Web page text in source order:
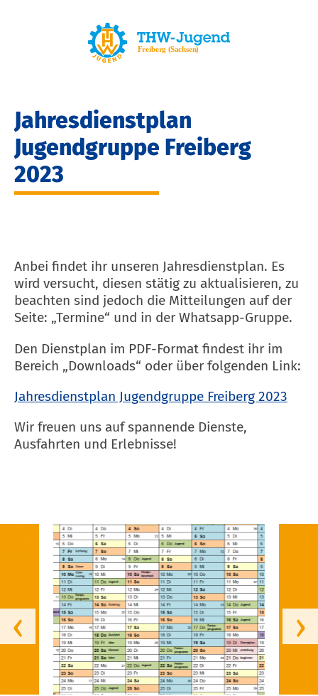
Jahresdienstplan
Jugendgruppe Freiberg
2023
Anbei findet ihr unseren Jahresdienstplan. Es
wird versucht, diesen stätig zu aktualisieren, zu
beachten sind jedoch die Mitteilungen auf der
Seite: „Termine“ und in der Whatsapp-Gruppe.
Den Dienstplan im PDF-Format findest ihr im
Bereich „Downloads“ oder über folgenden Link:
Jahresdienstplan Jugendgruppe Freiberg 2023
Wir freuen uns auf spannende Dienste,
Ausfahrten und Erlebnisse!
‹ ›